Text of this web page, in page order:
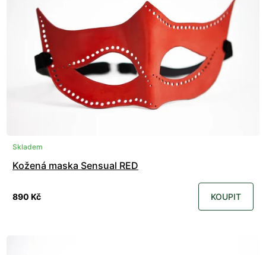
Skladem
Kožená maska Sensual RED
890 Kč KOUPIT